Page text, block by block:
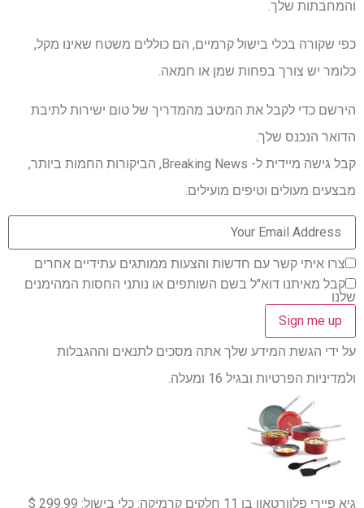
והמחבתות שלך.
כפי שקורה בכלי בישול קרמיים, הם כוללים משטח שאינו מקל,
כלומר יש צורך בפחות שמן או חמאה.
הירשם כדי לקבל את המיטב מהמדריך של טום ישירות לתיבת
הדואר הנכנס שלך.
קבל גישה מיידית ל- Breaking News, הביקורות החמות ביותר,
מבצעים מעולים וטיפים מועילים.
צרו איתי קשר עם חדשות והצעות ממותגים עתידיים אחרים
קבל מאיתנו דוא"ל בשם השותפים או נותני החסות המהימנים
שלנו
על ידי הגשת המידע שלך אתה מסכים לתנאים וההגבלות
ולמדיניות הפרטיות ובגיל 16 ומעלה.
גיא פיירי פלוורטאון בן 11 חלקים קרמיקה: כלי בישול:
299.99 $